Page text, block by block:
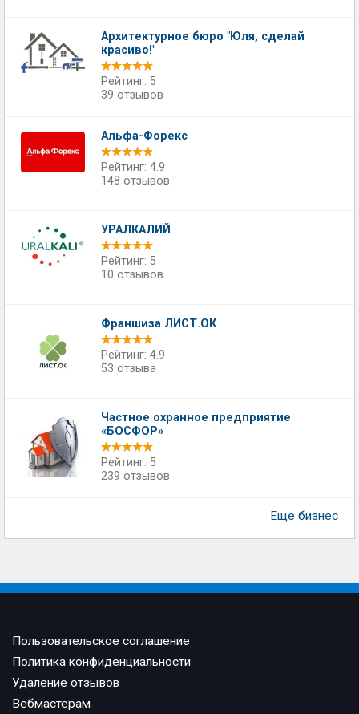
​Архитектурное бюро "Юля, сделай
красиво!"
Рейтинг: 5
39 отзывов
Альфа-Форекс
Рейтинг: 4.9
148 отзывов
УРАЛКАЛИЙ
Рейтинг: 5
10 отзывов
Франшиза ЛИСТ.ОК
Рейтинг: 4.9
53 отзыва
Частное охранное предприятие
«БОСФОР»
Рейтинг: 5
239 отзывов
Еще бизнес
Пользовательское соглашение
Политика конфиденциальности
Удаление отзывов
Вебмастерам